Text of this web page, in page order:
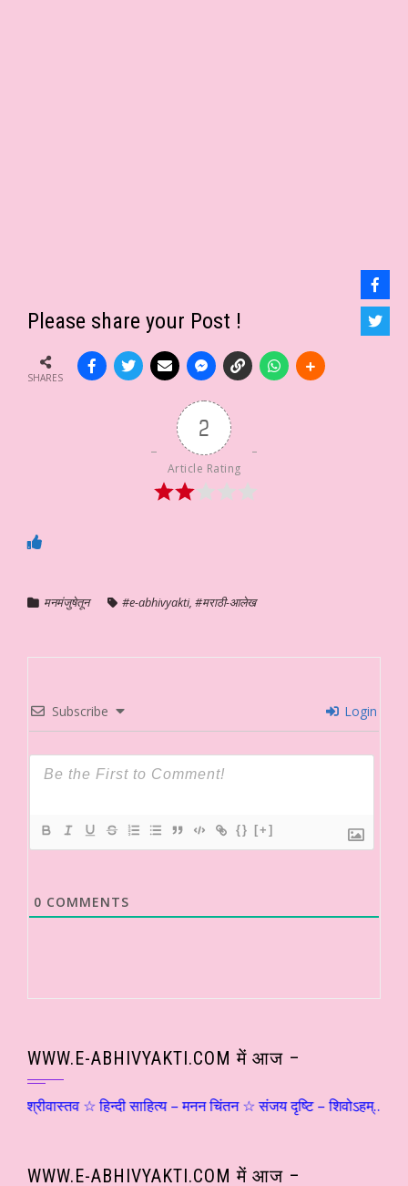
Please share your Post !
SHARES
2
Article Rating
मनमंजुषेतून #e-abhivyakti, #मराठी-आलेख
Subscribe Login
{} [+]
0 COMMENTS
WWW.E-ABHIVYAKTI.COM में आज –
☆ हिन्दी साहित्य – मनन चिंतन ☆ संजय दृष्टि –
WWW.E-ABHIVYAKTI.COM में आज –